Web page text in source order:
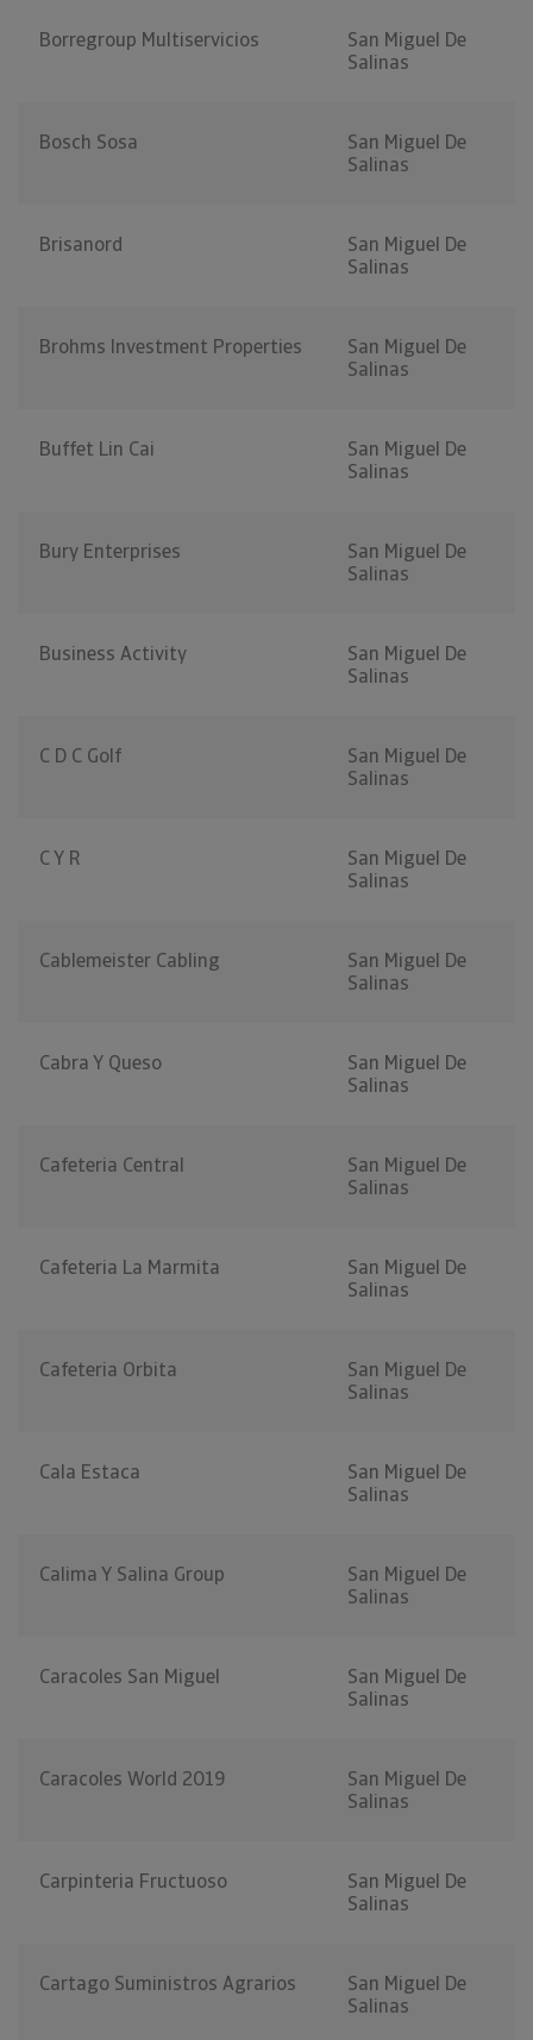
Borregroup Multiservicios
San Miguel De
Salinas
Bosch Sosa
San Miguel De
Salinas
Brisanord
San Miguel De
Salinas
Brohms Investment Properties
San Miguel De
Salinas
Buffet Lin Cai
San Miguel De
Salinas
Bury Enterprises
San Miguel De
Salinas
Business Activity
San Miguel De
Salinas
C D C Golf
San Miguel De
Salinas
C Y R
San Miguel De
Salinas
Cablemeister Cabling
San Miguel De
Salinas
Cabra Y Queso
San Miguel De
Salinas
Cafeteria Central
San Miguel De
Salinas
Cafeteria La Marmita
San Miguel De
Salinas
Cafeteria Orbita
San Miguel De
Salinas
Cala Estaca
San Miguel De
Salinas
Calima Y Salina Group
San Miguel De
Salinas
Caracoles San Miguel
San Miguel De
Salinas
Caracoles World 2019
San Miguel De
Salinas
Carpinteria Fructuoso
San Miguel De
Salinas
Cartago Suministros Agrarios
San Miguel De
Salinas